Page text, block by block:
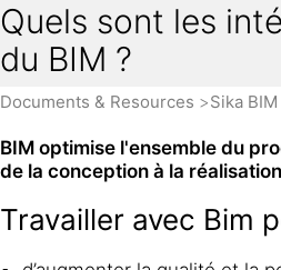
Quels sont les
du BIM ?
Documents & Resources Sika
BIM optimise l'ensemble du
de la conception à la
Travailler avec Bim